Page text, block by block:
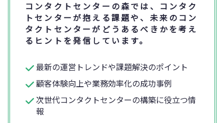
コンタクトセンターの森では、コンタク
トセンターが抱える課題や、未来のコン
タクトセンターがどうあるべきかを考え
るヒントを発信しています。
最新の運営トレンドや課題解決のポイント
顧客体験向上や業務効率化の成功事例
次世代コンタクトセンターの構築に役立つ情
報